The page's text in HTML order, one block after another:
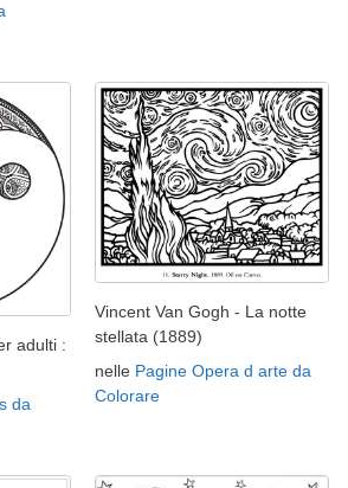
adulti :
da
Vincent Van Gogh - La notte
stellata (1889)
nelle Pagine Opera d arte da
Colorare